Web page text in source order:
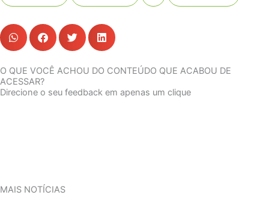
O QUE VOCÊ ACHOU DO CONTEÚDO QUE ACABOU DE
ACESSAR?
Direcione o seu feedback em apenas um clique
MAIS NOTÍCIAS